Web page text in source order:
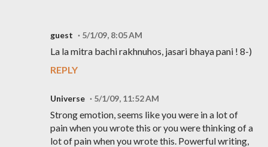
guest 5/1/09, 8:05 AM
La la mitra bachi rakhnuhos, jasari bhaya pani ! 8-)
REPLY
Universe 5/1/09, 11:52 AM
Strong emotion, seems like you were in a lot of
pain when you wrote this or you were thinking of a
lot of pain when you wrote this. Powerful writing,